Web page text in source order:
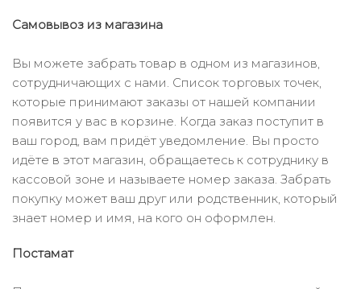
Самовывоз из магазина
Вы можете забрать товар в одном из магазинов,
сотрудничающих с нами. Список торговых точек,
которые принимают заказы от нашей компании
появится у вас в корзине. Когда заказ поступит в
ваш город, вам придёт уведомление. Вы просто
идёте в этот магазин, обращаетесь к сотруднику в
кассовой зоне и называете номер заказа. Забрать
покупку может ваш друг или родственник, который
знает номер и имя, на кого он оформлен.
Постамат